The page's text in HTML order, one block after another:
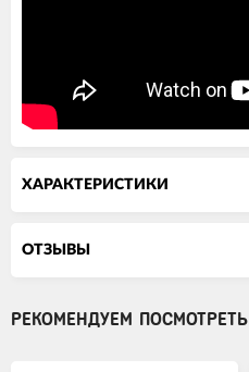
ХАРАКТЕРИСТИКИ
ОТЗЫВЫ
РЕКОМЕНДУЕМ ПОСМОТРЕТЬ